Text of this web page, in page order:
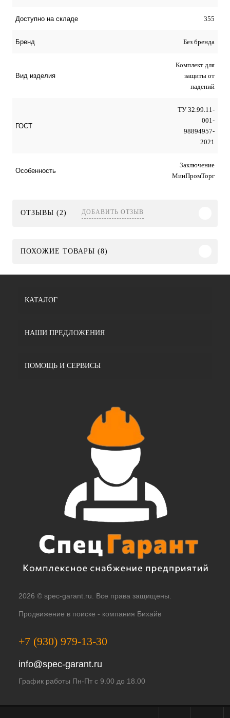
Доступно на складе 355
Бренд Без бренда
Вид изделия
Комплект для
защиты от
падений
ГОСТ
ТУ 32.99.11-
001-
98894957-
2021
Особенность
Заключение
МинПромТорг
ОТЗЫВЫ (2) ДОБАВИТЬ ОТЗЫВ
ПОХОЖИЕ ТОВАРЫ (8)
КАТАЛОГ
НАШИ ПРЕДЛОЖЕНИЯ
ПОМОЩЬ И СЕРВИСЫ
2026 © spec-garant.ru. Все права защищены.
Продвижение в поиске - компания Бихайв
+7 (930) 979-13-30
info@spec-garant.ru
График работы Пн-Пт с 9.00 до 18.00